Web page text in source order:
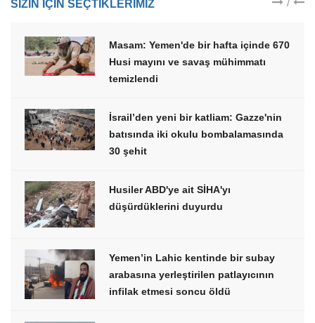
SIZIN IÇIN SEÇTIKLERIMIZ /
Masam: Yemen'de bir hafta içinde 670
Husi mayını ve savaş mühimmatı
temizlendi
İsrail’den yeni bir katliam: Gazze'nin
batısında iki okulu bombalamasında
30 şehit
Husiler ABD'ye ait SİHA'yı
düşürdüklerini duyurdu
Yemen’in Lahic kentinde bir subay
arabasına yerleştirilen patlayıcının
infilak etmesi soncu öldü